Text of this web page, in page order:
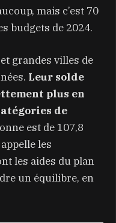
mais c’est 70
budgets de 2024.
grandes villes de
Leur solde
plus en
de
est de 107,8
les
les aides du plan
un équilibre, en